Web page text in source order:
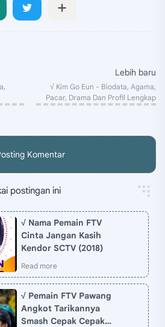
Komentar
postingan ini
√ Nama Pemain FTV
Cinta Jangan Kasih
Kendor SCTV (2018)
√ Pemain FTV Pawang
Angkot Tarikannya
Smash Cepak Cepak